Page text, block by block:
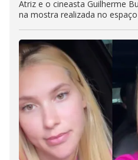
Atriz e o cineasta Guilherme
na mostra realizada no